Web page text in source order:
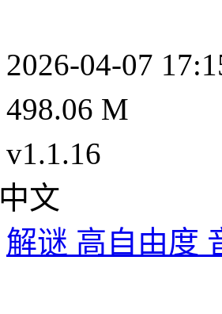
2026-04-07
498.06 M
v1.1.16
中文
解谜 高自由度